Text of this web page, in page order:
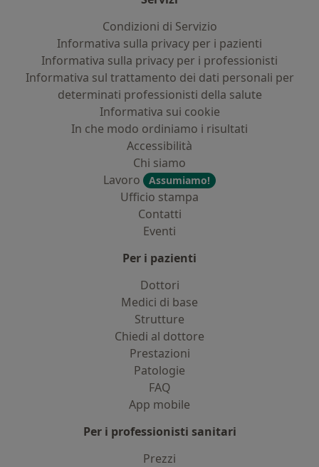
Condizioni di Servizio
Informativa sulla privacy per i pazienti
Informativa sulla privacy per i professionisti
Informativa sul trattamento dei dati personali per
determinati professionisti della salute
Informativa sui cookie
In che modo ordiniamo i risultati
Accessibilità
Chi siamo
Lavoro
Assumiamo!
Ufficio stampa
Contatti
Eventi
Per i pazienti
Dottori
Medici di base
Strutture
Chiedi al dottore
Prestazioni
Patologie
FAQ
App mobile
Per i professionisti sanitari
Prezzi